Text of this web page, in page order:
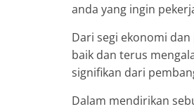
anda yang ingin
Dari segi ekonomi
baik dan terus
signifikan dari
Dalam mendirikan